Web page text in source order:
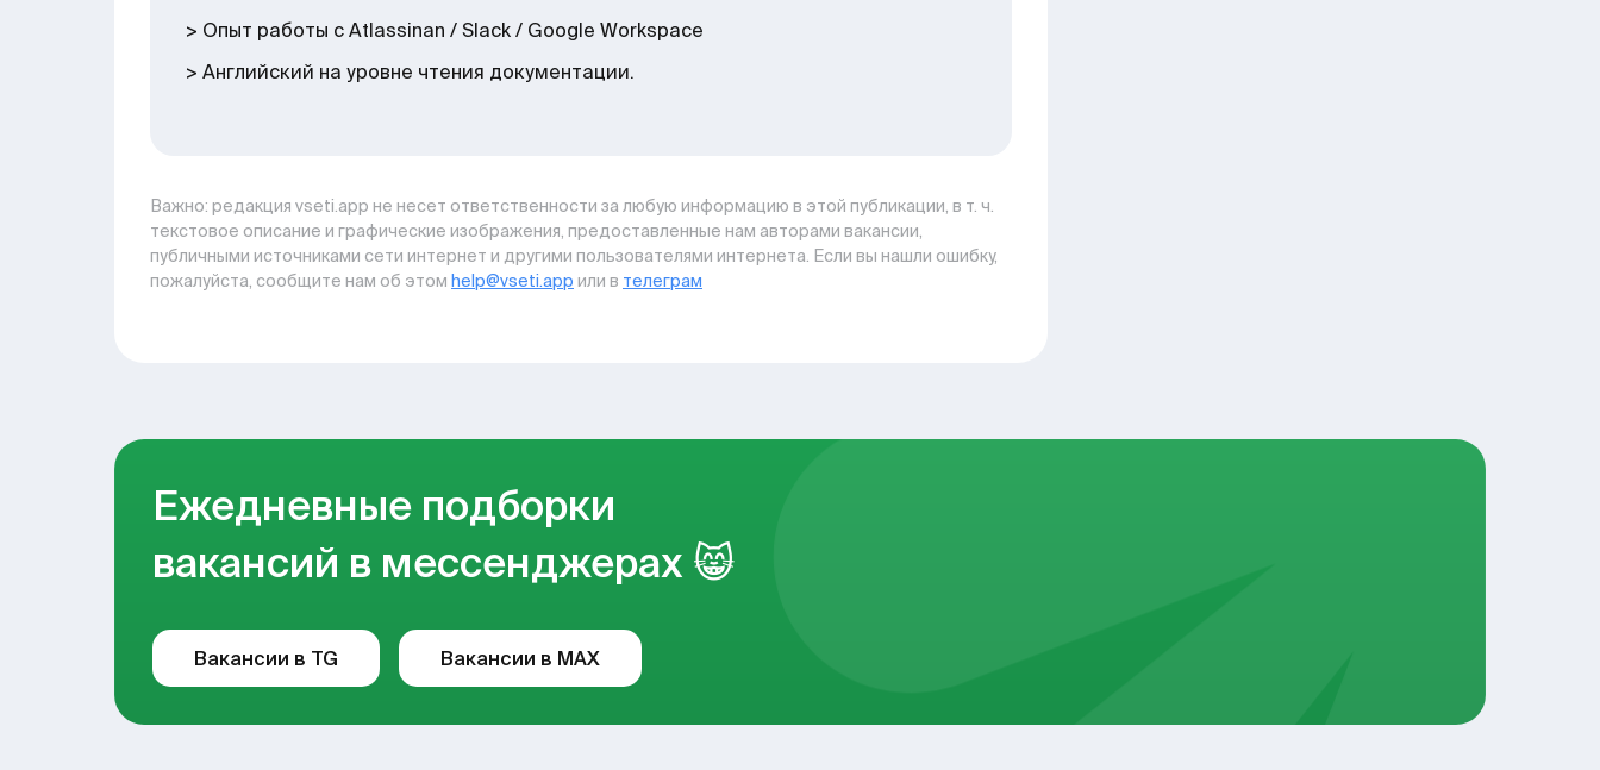
> Опыт работы с Atlassinan / Slack / Google Workspace
> Английский на уровне чтения документации.
Важно: pедакция vseti.app не несет ответственности за любую информацию в этой публикации, в т. ч.
текстовое описание и графические изображения, предоставленные нам авторами вакансии,
публичными источниками сети интернет и другими пользователями интернета. Если вы нашли ошибку,
пожалуйста, сообщите нам об этом help@vseti.app или в телеграм
Ежедневные подборки
вакансий в мессенджерах 😸
Вакансии в TG Вакансии в MAX